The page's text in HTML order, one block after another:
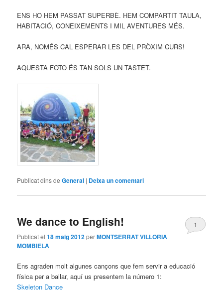
ENS HO HEM PASSAT SUPERBÈ. HEM COMPARTIT TAULA,
HABITACIÓ, CONEIXEMENTS I MIL AVENTURES MÉS.
ARA, NOMÉS CAL ESPERAR LES DEL PRÒXIM CURS!
AQUESTA FOTO ÉS TAN SOLS UN TASTET.
Publicat dins de General | Deixa un comentari
We dance to English!
Publicat el18 maig 2012perMONTSERRAT VILLORIA
MOMBIELA
1
Ens agraden molt algunes cançons que fem servir a educació
física per a ballar, aquí us presentem la número 1:
Skeleton Dance